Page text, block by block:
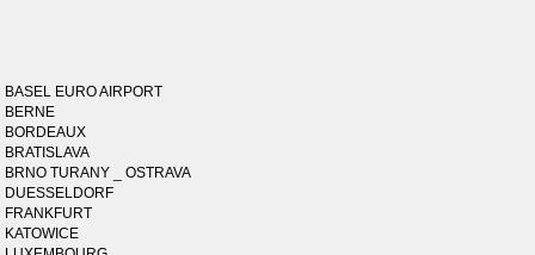
BASEL EURO AIRPORT
BERNE
BORDEAUX
BRATISLAVA
BRNO TURANY _ OSTRAVA
DUESSELDORF
FRANKFURT
KATOWICE